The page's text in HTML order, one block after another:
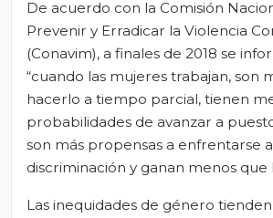
De acuerdo con la Comisión
Prevenir y Erradicar la Violencia
(Conavim), a finales de 2018 se
“cuando las mujeres trabajan, son
hacerlo a tiempo parcial, tienen
probabilidades de avanzar a
son más propensas a enfrentarse
discriminación y ganan menos que
Las inequidades de género